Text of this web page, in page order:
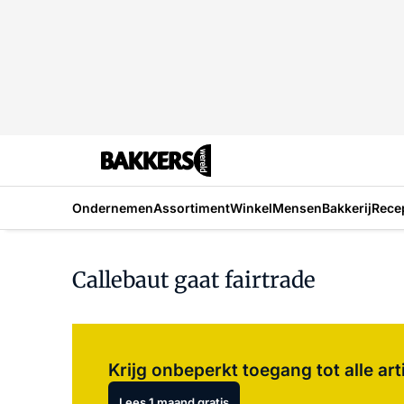
OndernemenAssortimentWinkelMensenBakkerij
Callebaut gaat fairtrade
Krijg onbeperkt toegang tot alle